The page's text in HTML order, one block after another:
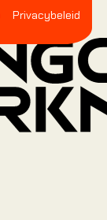
Privacybeleid